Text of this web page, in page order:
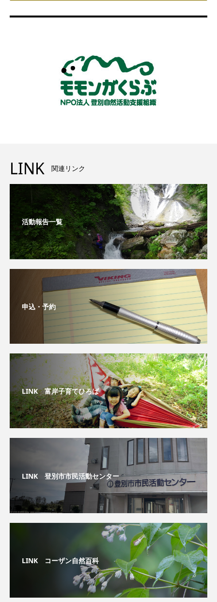
LINK 関連リンク
活動報告一覧
申込・予約
LINK 富岸子育てひろば
LINK 登別市市民活動センター
LINK コーザン自然百科